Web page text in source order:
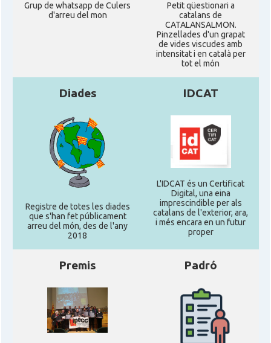
Grup de whatsapp de Culers
d'arreu del mon
Petit qüestionari a
catalans de
CATALANSALMON.
Pinzellades d'un grapat
de vides viscudes amb
intensitat i en català per
tot el món
Diades
Registre de totes les diades
que s'han fet públicament
arreu del món, des de l'any
2018
IDCAT
L'IDCAT és un Certificat
Digital, una eina
imprescindible per als
catalans de l'exterior, ara,
i més encara en un futur
proper
Premis Padró